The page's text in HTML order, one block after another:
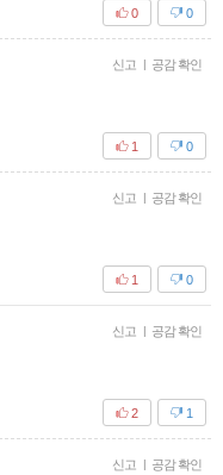
0
0
신고 공감 확인
0
1
신고 공감 확인
0
1
신고 공감 확인
1
2
신고 공감 확인